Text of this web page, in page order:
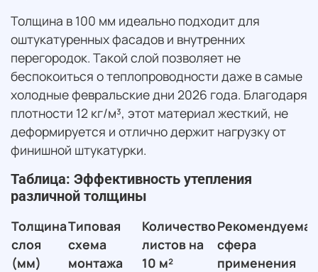
Толщина в 100 мм идеально подходит для
оштукатуренных фасадов и внутренних
перегородок. Такой слой позволяет не
беспокоиться о теплопроводности даже в самые
холодные февральские дни 2026 года. Благодаря
плотности 12 кг/м³, этот материал жесткий, не
деформируется и отлично держит нагрузку от
финишной штукатурки.
Таблица: Эффективность утепления
различной толщины
Толщина
слоя
(мм)
Типовая
схема
монтажа
Количество
листов на
10 м²
Рекомендуемая
сфера
применения